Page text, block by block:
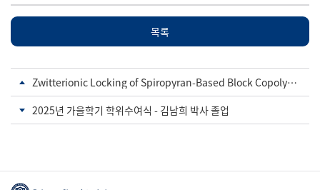
목록
Zwitterionic Locking of Spiropyran-Based Block Copolymer Self-Assembly
2025년 가을학기 학위수여식 - 김남희 박사 졸업